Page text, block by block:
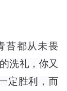
苔都从未畏
洗礼，你又
定胜利，而